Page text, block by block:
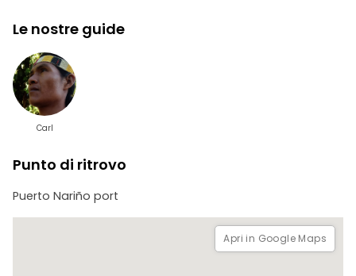
Le nostre guide
Carl
Punto di ritrovo
Puerto Nariño port
Apri in Google Maps